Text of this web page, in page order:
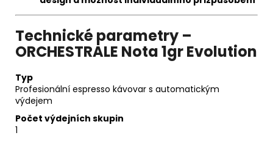
Technické parametry –
ORCHESTRALE Nota 1gr Evolution
Typ
Profesionální espresso kávovar s automatickým
výdejem
Počet výdejních skupin
1